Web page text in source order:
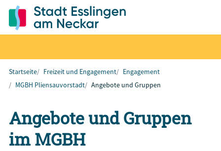
Startseite Freizeit und Engagement
Engagement
MGBH Pliensauvorstadt
Angebote und Gruppen
Angebote und Gruppen
im MGBH